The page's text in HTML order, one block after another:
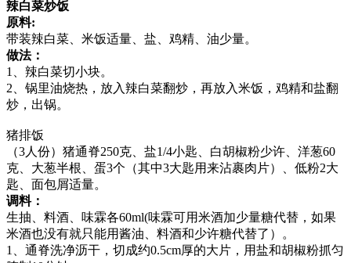
辣白菜炒饭
原料:
带装辣白菜、米饭适量、盐、鸡精、油少量。
做法：
1、辣白菜切小块。
2、锅里油烧热，放入辣白菜翻炒，再放入米饭，鸡精和盐翻
炒，出锅。
猪排饭
（3人份）猪通脊250克、盐1/4小匙、白胡椒粉少许、洋葱60
克、大葱半根、蛋3个（其中3大匙用来沾裹肉片）、低粉2大
匙、面包屑适量。
调料：
生抽、料酒、味霖各60ml(味霖可用米酒加少量糖代替，如果
米酒也没有就只能用酱油、料酒和少许糖代替了）。
1、通脊洗净沥干，切成约0.5cm厚的大片，用盐和胡椒粉抓匀